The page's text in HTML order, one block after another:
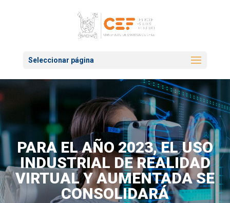
Seleccionar página
PARA EL AÑO 2023, EL USO
INDUSTRIAL DE REALIDAD
VIRTUAL Y AUMENTADA SE
CONSOLIDARÁ